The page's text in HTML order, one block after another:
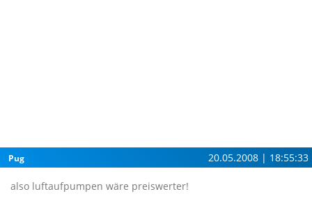
Pug 20.05.2008 | 18:55:33
also luftaufpumpen wäre preiswerter!